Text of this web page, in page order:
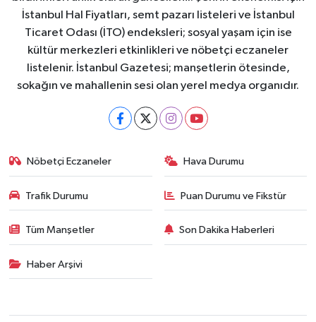
İstanbul Hal Fiyatları, semt pazarı listeleri ve İstanbul
Ticaret Odası (İTO) endeksleri; sosyal yaşam için ise
kültür merkezleri etkinlikleri ve nöbetçi eczaneler
listelenir. İstanbul Gazetesi; manşetlerin ötesinde,
sokağın ve mahallenin sesi olan yerel medya organıdır.
Nöbetçi Eczaneler Hava Durumu
Trafik Durumu Puan Durumu ve Fikstür
Tüm Manşetler Son Dakika Haberleri
Haber Arşivi